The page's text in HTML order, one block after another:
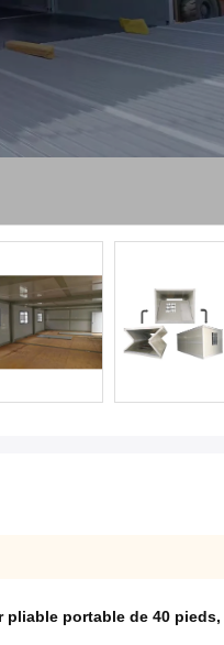
pliable portable de 40 pieds,